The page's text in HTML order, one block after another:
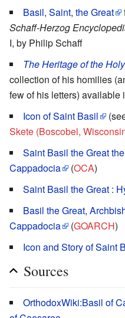
Basil, Saint, the Great
Schaff-Herzog
I, by Philip Schaff
The Heritage of the
collection of his homilies
few of his letters) available
Icon of Saint Basil
Skete (Boscobel,
Saint Basil the Great
Cappadocia
(OCA)
Saint Basil the Great :
Basil the Great,
Cappadocia
(GOARCH)
Icon and Story of Saint
Sources
OrthodoxWiki:Basil of